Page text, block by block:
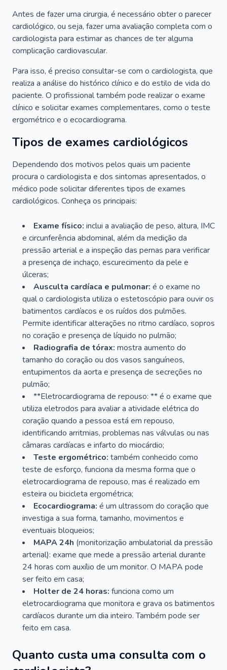
Antes de fazer uma cirurgia, é necessário obter o parecer
cardiológico, ou seja, fazer uma avaliação completa com o
cardiologista para estimar as chances de ter alguma
complicação cardiovascular.
Para isso, é preciso consultar-se com o cardiologista, que
realiza a análise do histórico clínico e do estilo de vida do
paciente. O profissional também pode realizar o exame
clínico e solicitar exames complementares, como o teste
ergométrico e o ecocardiograma.
Tipos de exames cardiológicos
Dependendo dos motivos pelos quais um paciente
procura o cardiologista e dos sintomas apresentados, o
médico pode solicitar diferentes tipos de exames
cardiológicos. Conheça os principais:
Exame físico: inclui a avaliação de peso, altura, IMC
e circunferência abdominal, além da medição da
pressão arterial e a inspeção das pernas para verificar
a presença de inchaço, escurecimento da pele e
úlceras;
Ausculta cardíaca e pulmonar: é o exame no
qual o cardiologista utiliza o estetoscópio para ouvir os
batimentos cardíacos e os ruídos dos pulmões.
Permite identificar alterações no ritmo cardíaco, sopros
no coração e presença de líquido no pulmão;
Radiografia de tórax: mostra aumento do
tamanho do coração ou dos vasos sanguíneos,
entupimentos da aorta e presença de secreções no
pulmão;
**Eletrocardiograma de repouso: ** é o exame que
utiliza eletrodos para avaliar a atividade elétrica do
coração quando a pessoa está em repouso,
identificando arritmias, problemas nas válvulas ou nas
câmaras cardíacas e infarto do miocárdio;
Teste ergométrico: também conhecido como
teste de esforço, funciona da mesma forma que o
eletrocardiograma de repouso, mas é realizado em
esteira ou bicicleta ergométrica;
Ecocardiograma: é um ultrassom do coração que
investiga a sua forma, tamanho, movimentos e
eventuais bloqueios;
MAPA 24h (monitorização ambulatorial da pressão
arterial): exame que mede a pressão arterial durante
24 horas com auxílio de um monitor. O MAPA pode
ser feito em casa;
Holter de 24 horas: funciona como um
eletrocardiograma que monitora e grava os batimentos
cardíacos durante um dia inteiro. Também pode ser
feito em casa.
Quanto custa uma consulta com o